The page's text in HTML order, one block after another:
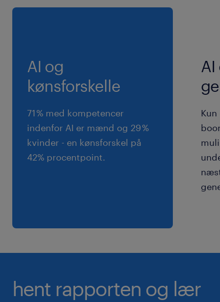
AI og
kønsforskelle
71 % med kompetencer
indenfor AI er mænd og 29 %
kvinder - en kønsforskel på
42% procentpoint.
AI
hent rapporten og lær